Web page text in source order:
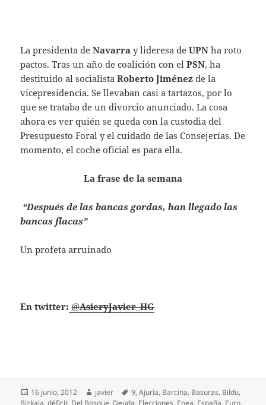
La presidenta deNavarra y lideresa deUPNha roto
pactos. Tras un año de coalición con elPSN, ha
destituido al socialistaRoberto Jiménez de la
vicepresidencia. Se llevaban casi a tartazos, por lo
que se trataba de un divorcio anunciado. La cosa
ahora es ver quién se queda con la custodia del
Presupuesto Foral y el cuidado de las Consejerías. De
momento, el coche oficial es para ella.
La frase de la semana
“Después de las bancas gordas, han llegado las
bancas flacas”
Un profeta arruinado
En twitter: ‏@AsieryJavier_HG
Publicado
el
16 junio, 2012 Autor
javier Etiquetas
9,Ajuria, Barcina, Basuras, Bildu,
Bizkaia,déficit, Del Bosque, Deuda, Elecciones, Enea, España, Euro,